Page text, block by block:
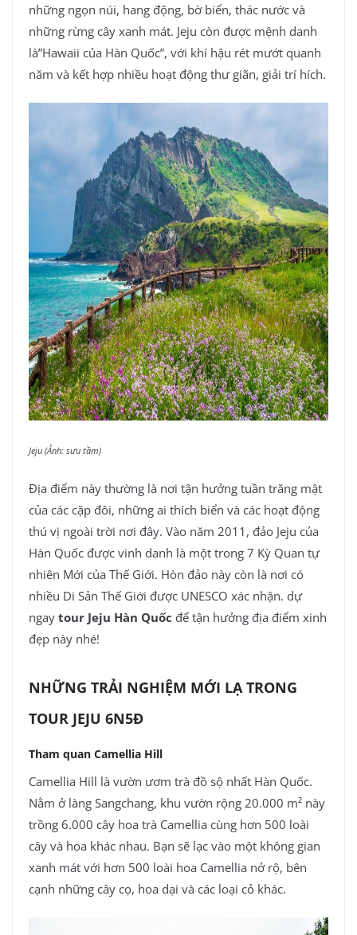
những ngọn núi, hang động, bờ biển, thác nước và
những rừng cây xanh mát. Jeju còn được mệnh danh
là”Hawaii của Hàn Quốc”, với khí hậu rét mướt quanh
năm và kết hợp nhiều hoạt động thư giãn, giải trí hích.
Jeju (Ảnh: sưu tầm)
Địa điểm này thường là nơi tận hưởng tuần trăng mật
của các cặp đôi, những ai thích biển và các hoạt động
thú vị ngoài trời nơi đây. Vào năm 2011, đảo Jeju của
Hàn Quốc được vinh danh là một trong 7 Kỳ Quan tự
nhiên Mới của Thế Giới. Hòn đảo này còn là nơi có
nhiều Di Sản Thế Giới được UNESCO xác nhận. dự
ngay tour Jeju Hàn Quốc để tận hưởng địa điểm xinh
đẹp này nhé!
NHỮNG TRẢI NGHIỆM MỚI LẠ TRONG
TOUR JEJU 6N5Đ
Tham quan Camellia Hill
Camellia Hill là vườn ươm trà đồ sộ nhất Hàn Quốc.
Nằm ở làng Sangchang, khu vườn rộng 20.000 m² này
trồng 6.000 cây hoa trà Camellia cùng hơn 500 loài
cây và hoa khác nhau. Bạn sẽ lạc vào một không gian
xanh mát với hơn 500 loài hoa Camellia nở rộ, bên
cạnh những cây cọ, hoa dại và các loại cỏ khác.